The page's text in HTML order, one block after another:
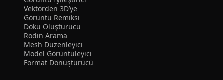
Vektörden 3D’ye
Görüntü Remiksi
Doku Oluşturucu
Rodin Arama
Mesh Düzenleyici
Model Görüntüleyici
Format Dönüştürücü